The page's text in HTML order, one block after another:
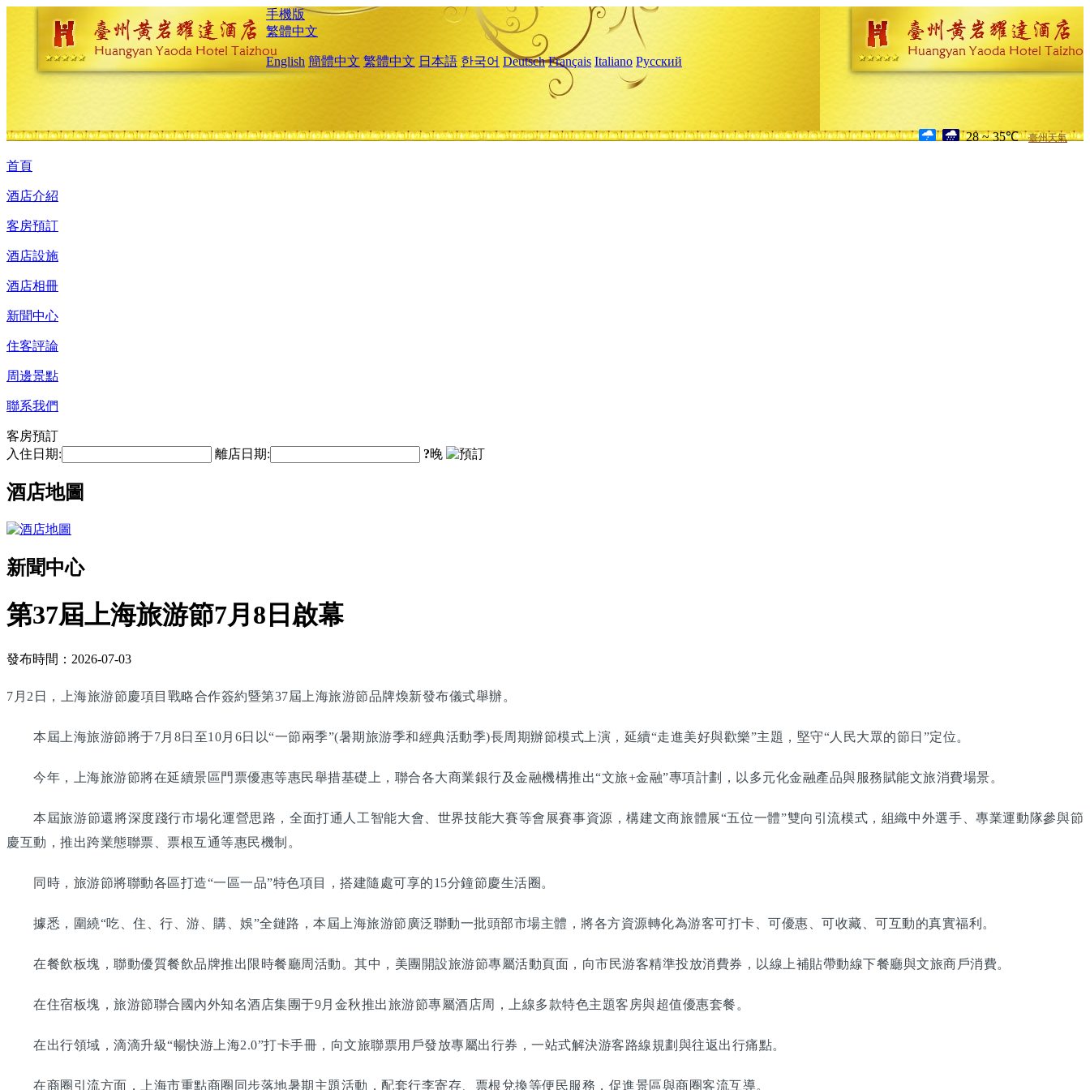
手機版
繁體中文
English 簡體中文 繁體中文 日本語 한국어 Deutsch Français Italiano Русский
28 ~ 35℃ 臺州天氣
首頁
酒店介紹
客房預訂
酒店設施
酒店相冊
新聞中心
住客評論
周邊景點
聯系我們
客房預訂
入住日期:
離店日期: ?晚
酒店地圖
新聞中心
第37屆上海旅游節7月8日啟幕
發布時間：2026-07-03
7月2日，上海旅游節慶項目戰略合作簽約暨第37屆上海旅游節品牌煥新發布儀式舉辦。
本屆上海旅游節將于7月8日至10月6日以“一節兩季”(暑期旅游季和經典活動季)長周期辦節模式上演，延續“走進美好與歡樂”主題，堅守“人民大眾的節日”定位。
今年，上海旅游節將在延續景區門票優惠等惠民舉措基礎上，聯合各大商業銀行及金融機構推出“文旅+金融”專項計劃，以多元化金融產品與服務賦能文旅消費場景。
本屆旅游節還將深度踐行市場化運營思路，全面打通人工智能大會、世界技能大賽等會展賽事資源，構建文商旅體展“五位一體”雙向引流模式，組織中外選手、專業運動隊參與節
慶互動，推出跨業態聯票、票根互通等惠民機制。
同時，旅游節將聯動各區打造“一區一品”特色項目，搭建隨處可享的15分鐘節慶生活圈。
據悉，圍繞“吃、住、行、游、購、娛”全鏈路，本屆上海旅游節廣泛聯動一批頭部市場主體，將各方資源轉化為游客可打卡、可優惠、可收藏、可互動的真實福利。
在餐飲板塊，聯動優質餐飲品牌推出限時餐廳周活動。其中，美團開設旅游節專屬活動頁面，向市民游客精準投放消費券，以線上補貼帶動線下餐廳與文旅商戶消費。
在住宿板塊，旅游節聯合國內外知名酒店集團于9月金秋推出旅游節專屬酒店周，上線多款特色主題客房與超值優惠套餐。
在出行領域，滴滴升級“暢快游上海2.0”打卡手冊，向文旅聯票用戶發放專屬出行券，一站式解決游客路線規劃與往返出行痛點。
在商圈引流方面，上海市重點商圈同步落地暑期主題活動，配套行李寄存、票根兌換等便民服務，促進景區與商圈客流互導。